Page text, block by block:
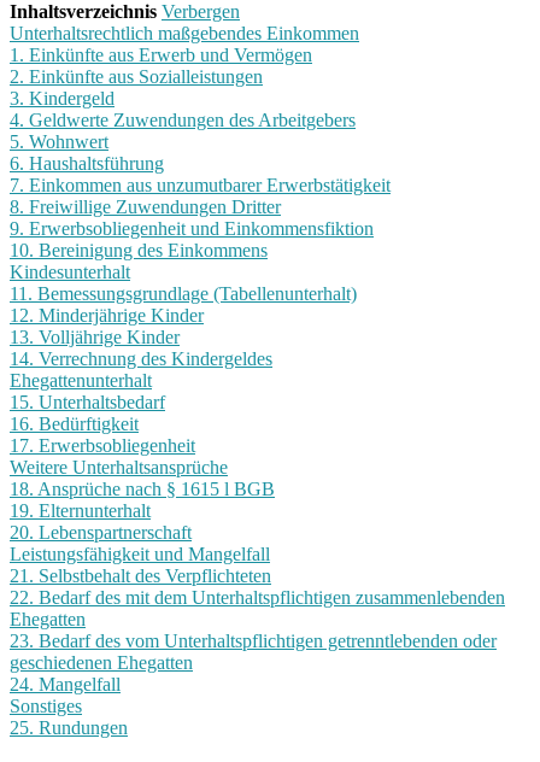
Inhaltsverzeichnis Verbergen
Unterhaltsrechtlich maßgebendes Einkommen
1. Einkünfte aus Erwerb und Vermögen
2. Einkünfte aus Sozialleistungen
3. Kindergeld
4. Geldwerte Zuwendungen des Arbeitgebers
5. Wohnwert
6. Haushaltsführung
7. Einkommen aus unzumutbarer Erwerbstätigkeit
8. Freiwillige Zuwendungen Dritter
9. Erwerbsobliegenheit und Einkommensfiktion
10. Bereinigung des Einkommens
Kindesunterhalt
11. Bemessungsgrundlage (Tabellenunterhalt)
12. Minderjährige Kinder
13. Volljährige Kinder
14. Verrechnung des Kindergeldes
Ehegattenunterhalt
15. Unterhaltsbedarf
16. Bedürftigkeit
17. Erwerbsobliegenheit
Weitere Unterhaltsansprüche
18. Ansprüche nach § 1615 l BGB
19. Elternunterhalt
20. Lebenspartnerschaft
Leistungsfähigkeit und Mangelfall
21. Selbstbehalt des Verpflichteten
22. Bedarf des mit dem Unterhaltspflichtigen zusammenlebenden
Ehegatten
23. Bedarf des vom Unterhaltspflichtigen getrenntlebenden oder
geschiedenen Ehegatten
24. Mangelfall
Sonstiges
25. Rundungen